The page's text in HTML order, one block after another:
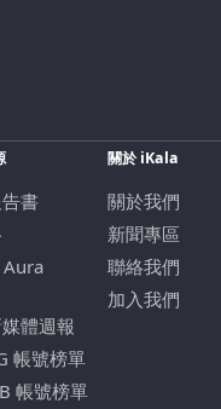
書
體週報
帳號榜單
帳號榜單
關於 iKala
關於我們
新聞專區
聯絡我們
加入我們